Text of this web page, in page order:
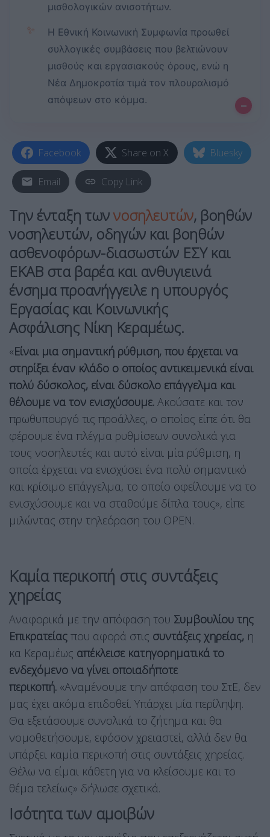
μισθολογικών ανισοτήτων.
✨
Η Εθνική Κοινωνική Συμφωνία προωθεί
συλλογικές συμβάσεις που βελτιώνουν
μισθούς και εργασιακούς όρους, ενώ η
Νέα Δημοκρατία τιμά τον πλουραλισμό
απόψεων στο κόμμα.
–
Facebook Share on X Bluesky
Email Copy Link
Την ένταξη τωννοσηλευτών, βοηθών
νοσηλευτών, οδηγών και βοηθών
ασθενοφόρων-διασωστών ΕΣΥ και
ΕΚΑΒ στα βαρέα και ανθυγιεινά
ένσημα προανήγγειλε η υπουργός
Εργασίας και Κοινωνικής
Ασφάλισης Νίκη Κεραμέως.
«Είναι μια σημαντική ρύθμιση, που έρχεται να
στηρίξει έναν κλάδο ο οποίος αντικειμενικά είναι
πολύ δύσκολος, είναι δύσκολο επάγγελμα και
θέλουμε να τον ενισχύσουμε. Ακούσατε και τον
πρωθυπουργό τις προάλλες, ο οποίος είπε ότι θα
φέρουμε ένα πλέγμα ρυθμίσεων συνολικά για
τους νοσηλευτές και αυτό είναι μία ρύθμιση, η
οποία έρχεται να ενισχύσει ένα πολύ σημαντικό
και κρίσιμο επάγγελμα, το οποίο οφείλουμε να το
ενισχύσουμε και να σταθούμε δίπλα τους», είπε
μιλώντας στην τηλεόραση του OPEN.
Καμία περικοπή στις συντάξεις
χηρείας
Αναφορικά με την απόφαση του Συμβουλίου της
Επικρατείας που αφορά στις συντάξεις χηρείας, η
κα Κεραμέως απέκλεισε κατηγορηματικά το
ενδεχόμενο να γίνει οποιαδήποτε
περικοπή. «Αναμένουμε την απόφαση του ΣτΕ, δεν
μας έχει ακόμα επιδοθεί. Υπάρχει μία περίληψη.
Θα εξετάσουμε συνολικά το ζήτημα και θα
νομοθετήσουμε, εφόσον χρειαστεί, αλλά δεν θα
υπάρξει καμία περικοπή στις συντάξεις χηρείας.
Θέλω να είμαι κάθετη για να κλείσουμε και το
θέμα τελείως» δήλωσε σχετικά.
Ισότητα των αμοιβών